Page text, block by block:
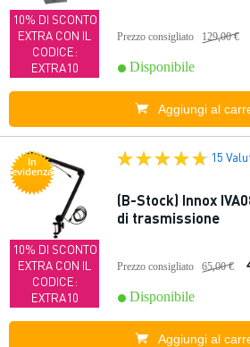
10% DI SCONTO
EXTRA CON IL
CODICE:
EXTRA10
Prezzo consigliato 129,00 €
Disponibile
Aggiungi al
In
evidenza
10% DI SCONTO
EXTRA CON IL
CODICE:
EXTRA10
15
(B-Stock) Innox
di trasmissione
Prezzo consigliato 65,00 €
Disponibile
Aggiungi al